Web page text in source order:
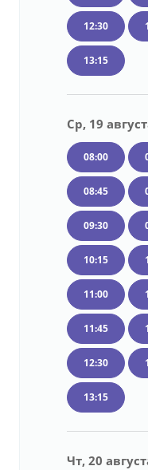
12:30
13:15
Ср, 19
08:00
08:45
09:30
10:15
11:00
11:45
12:30
13:15
Чт, 20